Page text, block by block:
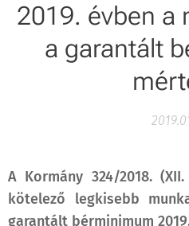
2019. évben a
a garantált
A Kormány 324/2018.
kötelező legkisebb
garantált bérminimum